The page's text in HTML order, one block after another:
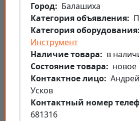
Город
Балашиха
Категория объявления
Категория оборудования
Инструмент
Наличие товара
в
Состояние товара
новое
Контактное лицо
Усков
Контактный номер
681316